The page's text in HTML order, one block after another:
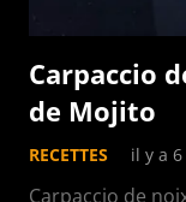
Carpaccio
de Mojito
RECETTES il y a
Carpaccio de